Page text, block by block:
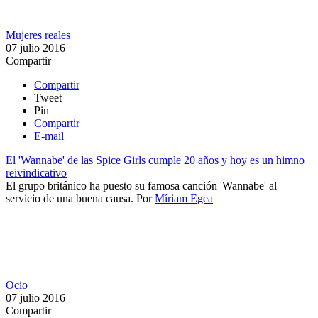
Mujeres reales
07 julio 2016
Compartir
Compartir
Tweet
Pin
Compartir
E-mail
El 'Wannabe' de las Spice Girls cumple 20 años y hoy es un himno
reivindicativo
​El grupo británico ha puesto su famosa canción 'Wannabe' al
servicio de una buena causa. PorMíriam Egea
Ocio
07 julio 2016
Compartir